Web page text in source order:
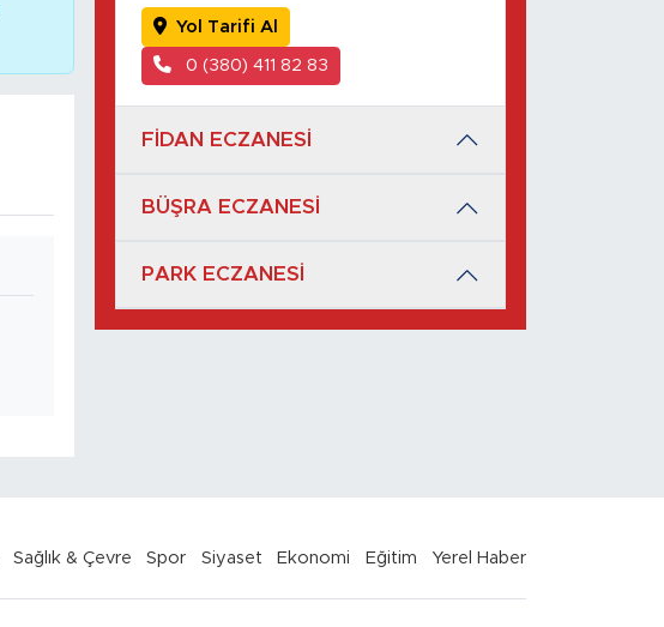
Yol Tarifi Al
0 (380) 411 82 83
FİDAN ECZANESİ
BÜŞRA ECZANESİ
PARK ECZANESİ
Sağlık & Çevre Spor Siyaset Ekonomi Eğitim Yerel Haber